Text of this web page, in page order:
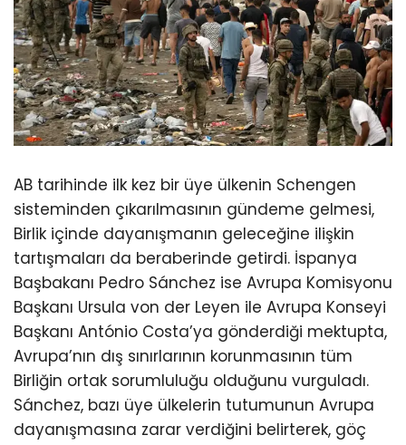
AB tarihinde ilk kez bir üye ülkenin Schengen
sisteminden çıkarılmasının gündeme gelmesi,
Birlik içinde dayanışmanın geleceğine ilişkin
tartışmaları da beraberinde getirdi. İspanya
Başbakanı Pedro Sánchez ise Avrupa Komisyonu
Başkanı Ursula von der Leyen ile Avrupa Konseyi
Başkanı António Costa’ya gönderdiği mektupta,
Avrupa’nın dış sınırlarının korunmasının tüm
Birliğin ortak sorumluluğu olduğunu vurguladı.
Sánchez, bazı üye ülkelerin tutumunun Avrupa
dayanışmasına zarar verdiğini belirterek, göç